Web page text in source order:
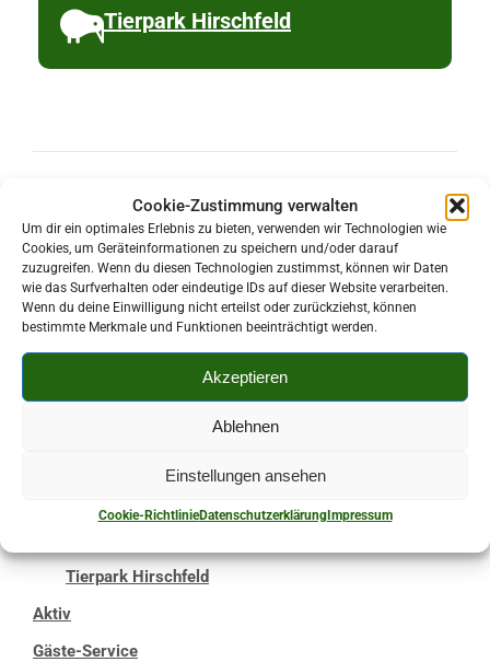
Cookie-Zustimmung verwalten
Um dir ein optimales Erlebnis zu bieten, verwenden wir Technologien wie
Cookies, um Geräteinformationen zu speichern und/oder darauf
zuzugreifen. Wenn du diesen Technologien zustimmst, können wir Daten
wie das Surfverhalten oder eindeutige IDs auf dieser Website verarbeiten.
Wenn du deine Einwilligung nicht erteilst oder zurückziehst, können
bestimmte Merkmale und Funktionen beeinträchtigt werden.
Akzeptieren
Ablehnen
Einstellungen ansehen
Cookie-RichtlinieDatenschutzerklärungImpressum
Tourismus & Wirtschaft
Das ist los
Ausflugsziele
Meisterhaus
Museum „Alt Kirchberg“
Tierpark Hirschfeld
Aktiv
Gäste-Service
Tierpark Hirschfeld